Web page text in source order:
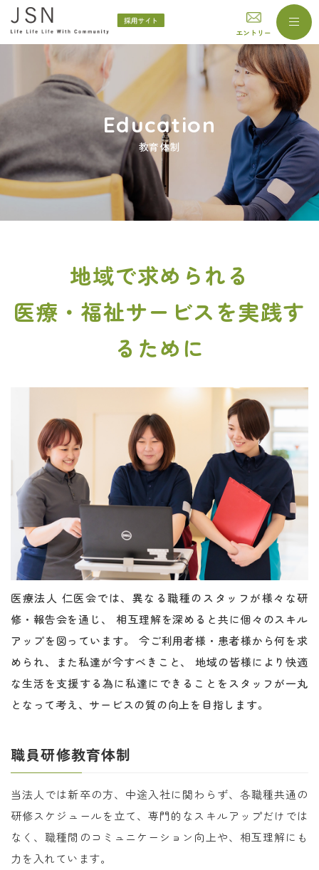
エントリー
Education
教育体制
地域で求められる
医療・福祉サービスを実践す
るために
医療法人 仁医会では、異なる職種のスタッフが様々な研
修・報告会を通じ、 相互理解を深めると共に個々のスキル
アップを図っています。 今ご利用者様・患者様から何を求
められ、また私達が今すべきこと、 地域の皆様により快適
な生活を支援する為に私達にできることをスタッフが一丸
となって考え、サービスの質の向上を目指します。
職員研修教育体制
当法人では新卒の方、中途入社に関わらず、各職種共通の
研修スケジュールを立て、専門的なスキルアップだけでは
なく、職種間のコミュニケーション向上や、相互理解にも
力を入れています。